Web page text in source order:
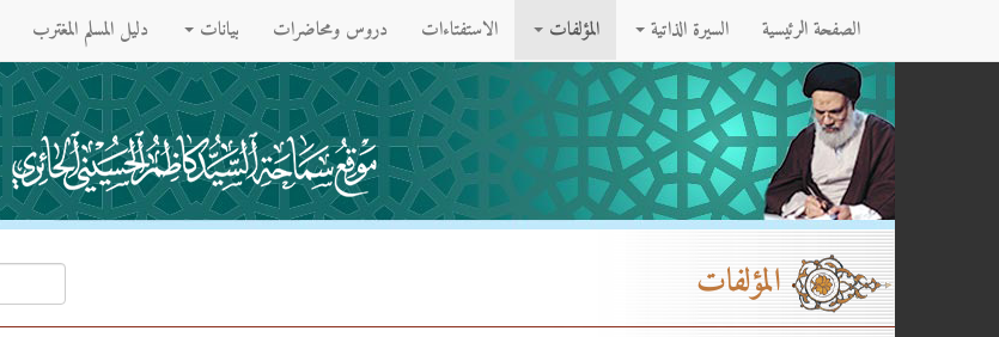
الصفحة الرئيسية السيرة الذاتية المؤلفات الاستفتاءات دروس ومحاضرات بيانات دليل المسلم المغترب
المؤلفات